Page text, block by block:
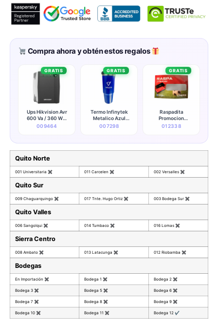
Compra ahora y obtén estos regalos
GRATIS
Ups Hikvision Avr
600 Va / 360 W 6
Salidas (120v)
009464
GRATIS
Termo Infinytek
Metalico Azul
(promocionales)
007298
GRATIS
Raspadita
Promocion
Kingston
012338
Quito Norte
001 Universitaria ✖ 011 Carcelen ✖ 002 Versalles ✖
Quito Sur
009 Chaguarquingo ✖ 017 Tnte. Hugo Ortiz ✖ 003 Bodega Sur ✖
Quito Valles
006 Sangolqui ✖ 014 Tumbaco ✖ 016 Lomas ✖
Sierra Centro
008 Ambato ✖ 013 Latacunga ✖ 012 Riobamba ✖
Bodegas
En Importación ✖ Bodega 1 ✖ Bodega 2 ✖
Bodega 3 ✖ Bodega 5 ✖ Bodega 6 ✖
Bodega 7 ✖ Bodega 8 ✖ Bodega 9 ✖
Bodega 10 ✖ Bodega 11 ✖ Bodega 12 ✔